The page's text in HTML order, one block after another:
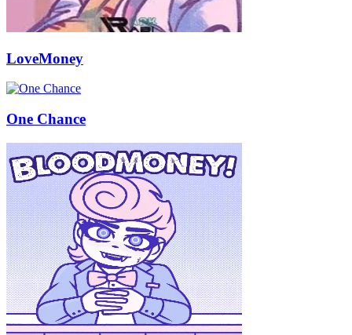
LoveMoney
One Chance